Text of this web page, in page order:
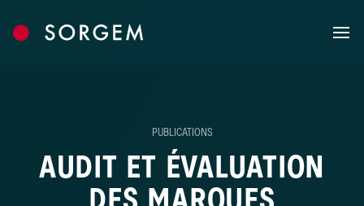
PUBLICATIONS
AUDIT ET ÉVALUATION